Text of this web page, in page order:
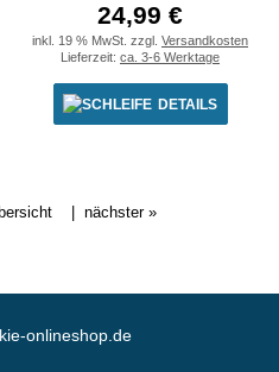
24,99 €
inkl. 19 % MwSt. zzgl. Versandkosten
Lieferzeit: ca. 3-6 Werktage
DETAILS
nächster »
onlineshop.de